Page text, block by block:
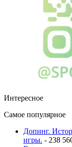
Интересное
Самое популярное
Допинг.
игры. - 238